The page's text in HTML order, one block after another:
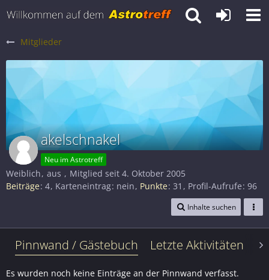
Mitglieder
akelschnakel
Neu im Astrotreff
Weiblich aus
Mitglied seit 4. Oktober 2005
Beiträge 4 Karteneintrag nein Punkte 31 Profil-Aufrufe 96
Inhalte suchen
Pinnwand / Gästebuch Letzte Aktivitäten
Es wurden noch keine Einträge an der Pinnwand verfasst.